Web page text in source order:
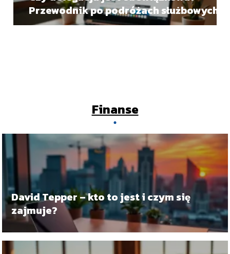
Przewodnik po podróżach służbowych
Finanse
David Tepper – kto to jest i czym się
zajmuje?